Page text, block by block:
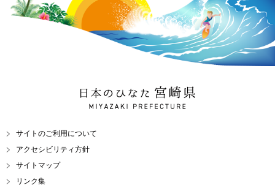
日本のひなた 宮崎県
MIYAZAKI PREFECTURE
サイトのご利用について
アクセシビリティ方針
サイトマップ
リンク集